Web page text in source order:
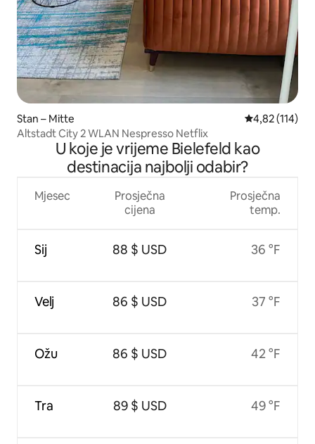
Stan – Mitte Prosječna
4,82 (114)
Altstadt City 2 WLAN Nespresso Netflix
U koje je vrijeme Bielefeld kao
destinacija najbolji odabir?
Mjesec
Sij
Velj
Ožu
Tra
Prosječna
cijena
88 $ USD
86 $ USD
86 $ USD
89 $ USD
Prosječna
temp.
36 °F
37 °F
42 °F
49 °F